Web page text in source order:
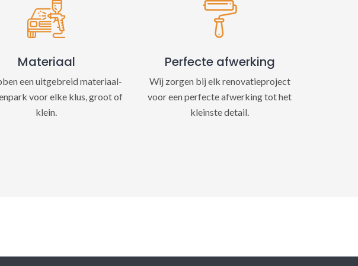
Materiaal
een uitgebreid materiaal-
voor elke klus, groot of
klein.
Perfecte afwerking
Wij zorgen bij elk renovatieproject
voor een perfecte afwerking tot het
kleinste detail.